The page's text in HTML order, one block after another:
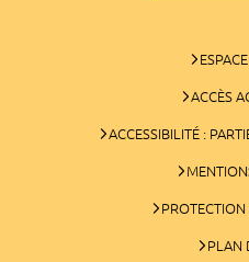
ACCÈS
ACCESSIBILITÉ :
PLAN